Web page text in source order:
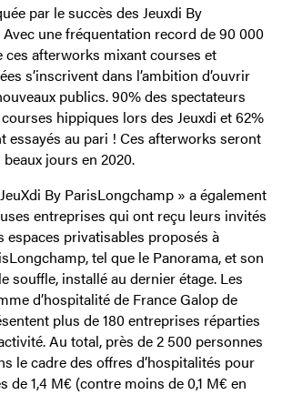
par le succès des Jeuxdi By
une fréquentation record de 90 000
ces afterworks mixant courses et
s’inscrivent dans l’ambition d’ouvrir
publics. 90% des spectateurs
hippiques lors des Jeuxdi et 62%
essayés au pari ! Ces afterworks seront
jours en 2020.
By ParisLongchamp » a également
entreprises qui ont reçu leurs invités
espaces privatisables proposés à
tel que le Panorama, et son
souffle, installé au dernier étage. Les
d’hospitalité de France Galop de
plus de 180 entreprises réparties
Au total, près de 2 500 personnes
le cadre des offres d’hospitalités pour
de 1,4 M€ (contre moins de 0,1 M€ en